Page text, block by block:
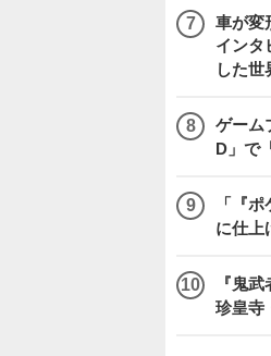
車が変
インタ
した世
ゲーム
D」で
「『
に仕上
『鬼
珍皇寺